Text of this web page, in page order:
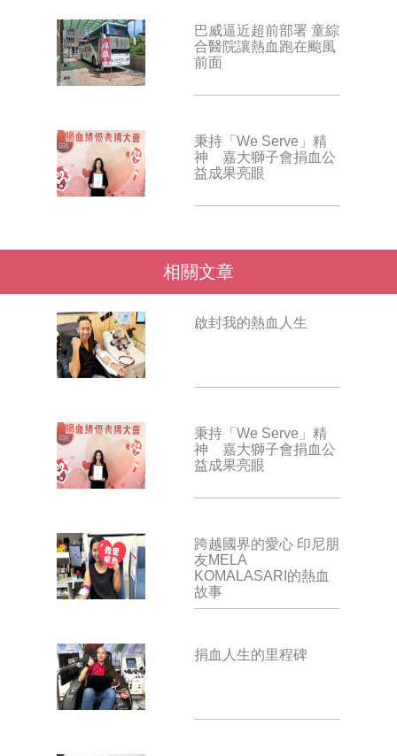
巴威逼近超前部署 童綜
合醫院讓熱血跑在颱風
前面
秉持「We Serve」精
神 嘉大獅子會捐血公
益成果亮眼
相關文章
啟封我的熱血人生
秉持「We Serve」精
神 嘉大獅子會捐血公
益成果亮眼
跨越國界的愛心 印尼朋
友MELA
KOMALASARI的熱血
故事
捐血人生的里程碑